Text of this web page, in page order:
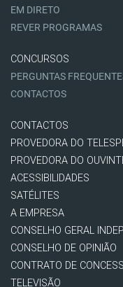
EM DIRETO
REVER PROGRAMAS
CONCURSOS
PERGUNTAS
CONTACTOS
CONTACTOS
PROVEDORA DO
PROVEDORA DO
ACESSIBILIDADES
SATÉLITES
A EMPRESA
CONSELHO GERAL
CONSELHO DE OPINIÃO
CONTRATO DE
TELEVISÃO